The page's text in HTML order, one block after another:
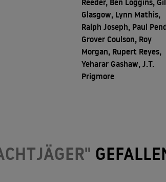
Glasgow, Lynn Mathis,
Ralph Joseph, Paul
Grover Coulson, Roy
Morgan, Rupert Reyes,
Yeharar Gashaw, J.T.
Prigmore